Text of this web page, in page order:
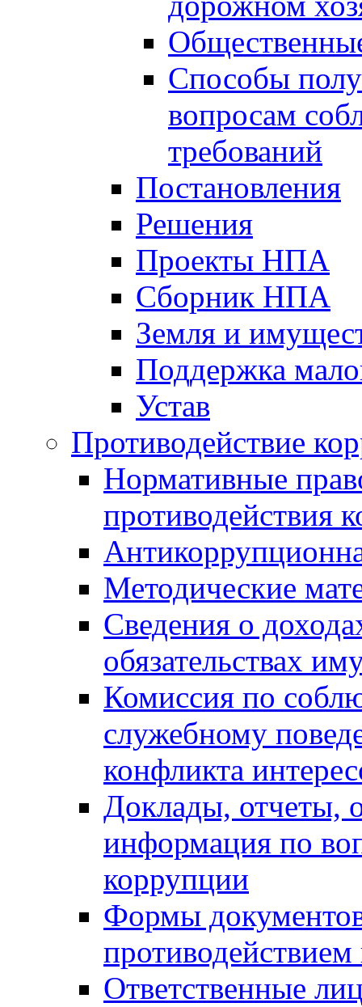
Способы
вопросам
требований
Постановления
Решения
Проекты НПА
Сборник НПА
Земля и
Поддержка
Устав
Противодействие
Нормативные
противодействия
Методические
Сведения о
обязательствах
Комиссия по
служебному
конфликта
Доклады, отчеты,
информация по
коррупции
Формы
Ответственные